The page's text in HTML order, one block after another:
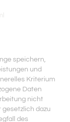
speichern,
und
Kriterium
Daten
nicht
gesetzlich dazu
des